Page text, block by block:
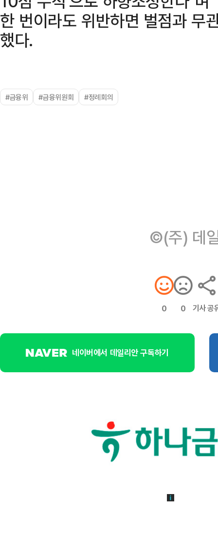
한 번이라도 위반하면 벌점과 무
했다.
#금융위 #금융위원회 #정례회의
©(주) 데
0 0 기사 공
네이버에서 데일리안 구독하기